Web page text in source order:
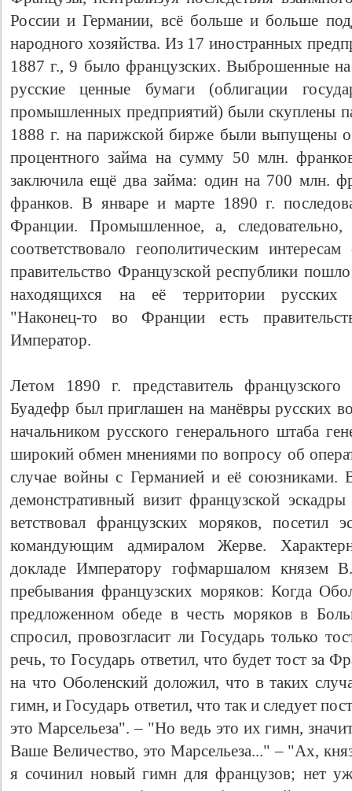
России и Германии, всё больше и больше
народного хозяйства. Из 17 иностранных
1887 г., 9 было французских. Выброшенные
русские ценные бумаги (облигации
промышленных предприятий) были скуплены
1888 г. на парижской бирже были выпущены
процентного займа на сумму 50 млн.
заключила ещё два займа: один на 700 млн.
франков. В январе и марте 1890 г.
Франции. Промышленное, а,
соответствовало геополитическим
правительство Французской республики
находящихся на её территории русских
"Наконец-то во Франции есть
Император.
Летом 1890 г. представитель французского
Буадефр был приглашен на манёвры русских
начальником русского генерального штаба
широкий обмен мнениями по вопросу об
случае войны с Германией и её союзниками.
демонстративный визит французской
ветствовал французских моряков, посетил
командующим ад­миралом Жерве.
докладе Императору гофмар­шалом князем
пребывания французских моряков: Когда
предложенном обеде в честь моряков в
спросил, провозгласит ли Государь только
речь, то Государь ответил, что будет тост за
на что Оболенский доложил, что в таких
гимн, и Государь от­ветил, что так и следует
это Марсельеза". – "Но ведь это их гимн,
Ваше Величество, это Марсельеза..." – "Ах,
я сочинил новый гимн для французов; нет